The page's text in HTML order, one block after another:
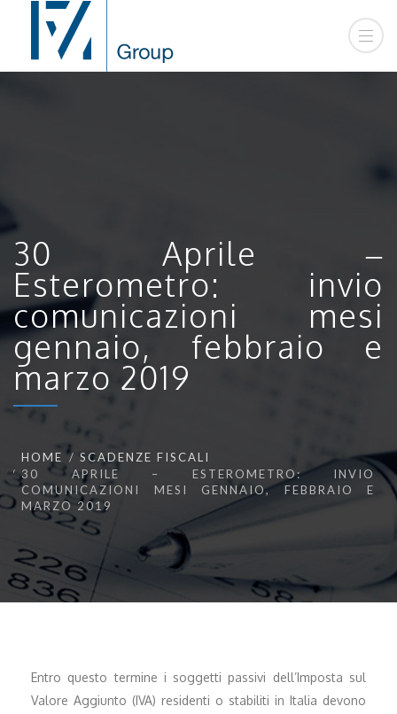
30 Aprile –
Esterometro: invio
comunicazioni mesi
gennaio, febbraio e
marzo 2019
HOME
SCADENZE FISCALI
30 APRILE – ESTEROMETRO: INVIO
COMUNICAZIONI MESI GENNAIO, FEBBRAIO E
MARZO 2019
Entro questo termine i soggetti passivi dell’Imposta sul
Valore Aggiunto (IVA) residenti o stabiliti in Italia devono